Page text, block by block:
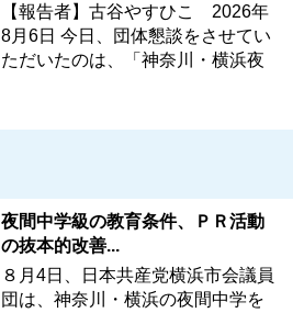
【報告者】古谷やすひこ 2026年
8月6日 今日、団体懇談をさせてい
ただいたのは、「神奈川・横浜夜
夜間中学級の教育条件、ＰＲ活動
の抜本的改善...
８月4日、日本共産党横浜市会議員
団は、神奈川・横浜の夜間中学を